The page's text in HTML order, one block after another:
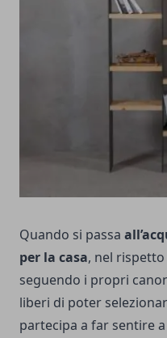
Quando si passa
per la casa, nel
seguendo i propri
liberi di poter
partecipa a far sentire